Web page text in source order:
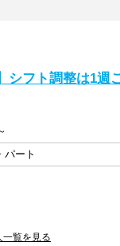
シフト調整は1
パート
一覧を見る